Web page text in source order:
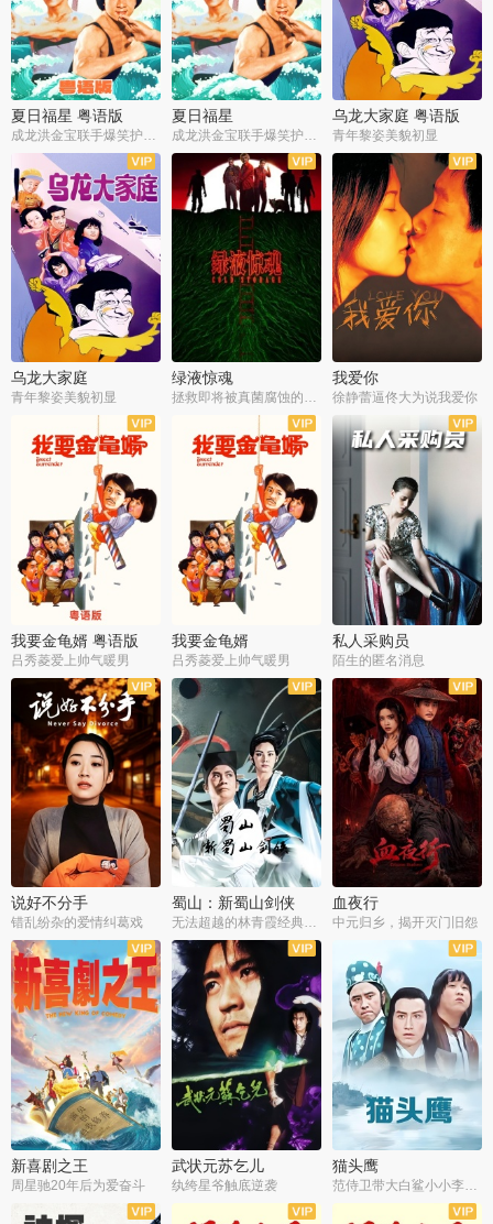
夏日福星 粤语版
成龙洪金宝联手爆笑护美女
夏日福星
成龙洪金宝联手爆笑护美女
乌龙大家庭 粤语版
青年黎姿美貌初显
乌龙大家庭
青年黎姿美貌初显
绿液惊魂
拯救即将被真菌腐蚀的世界
我爱你
徐静蕾逼佟大为说我爱你
我要金龟婿 粤语版
吕秀菱爱上帅气暖男
我要金龟婿
吕秀菱爱上帅气暖男
私人采购员
陌生的匿名消息
说好不分手
错乱纷杂的爱情纠葛戏
蜀山：新蜀山剑侠
无法超越的林青霞经典角色
血夜行
中元归乡，揭开灭门旧怨
新喜剧之王
周星驰20年后为爱奋斗
武状元苏乞儿
纨绔星爷触底逆袭
猫头鹰